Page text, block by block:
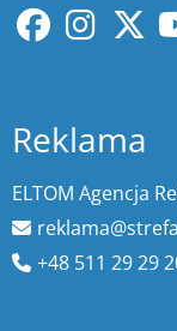
Reklama
ELTOM Agencja
+48 511 29 29